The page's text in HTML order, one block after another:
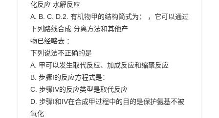
化反应 水解反应
A. B. C. D.2. 有机物甲的结构简式为： ，它可以通过
下列路线合成 分离方法和其他产
物已经略去 ：
下列说法不正确的是
A. 甲可以发生取代反应、加成反应和缩聚反应
B. 步骤I的反应方程式是：
C. 步骤IV的反应类型是取代反应
D. 步骤I和IV在合成甲过程中的目的是保护氨基不被
氧化